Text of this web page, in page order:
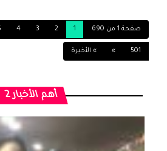
صفحة 1 من 690 1
2
3
4
501
» » الأخيرة
أهم الأخبار 2